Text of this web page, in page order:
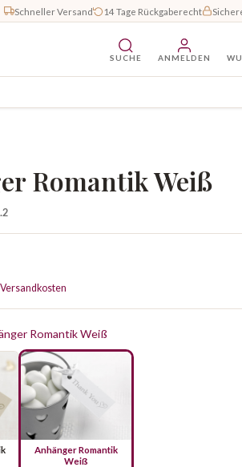
Schneller Versand 14 Tage Rückgaberecht
SUCHE ANMELDEN
Romantik Weiß
Romantik Weiß
Anhänger Romantik
Weiß